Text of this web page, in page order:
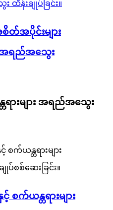
တ်အပိုင်းများ
အရည်အသွေး
ရားများ အရည်အသွေး
စက်ယန္တရားများ